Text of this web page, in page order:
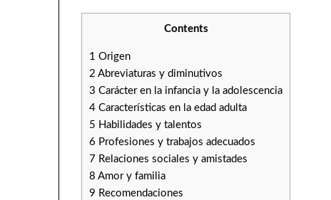
Contents
1 Origen
2 Abreviaturas y diminutivos
3 Carácter en la infancia y la adolescencia
4 Características en la edad adulta
5 Habilidades y talentos
6 Profesiones y trabajos adecuados
7 Relaciones sociales y amistades
8 Amor y familia
9 Recomendaciones